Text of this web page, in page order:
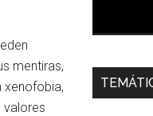
mentiras,
xenofobia,
valores
Dra.